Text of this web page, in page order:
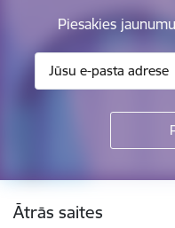
Piesakies
Kājene
Ātrās saites